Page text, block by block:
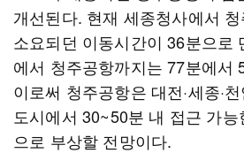
개선된다. 현재 세종청사에서
소요되던 이동시간이 36분으로
에서 청주공항까지는 77분에서
이로써 청주공항은 대전·세종·
도시에서 30~50분 내 접근 가
으로 부상할 전망이다.